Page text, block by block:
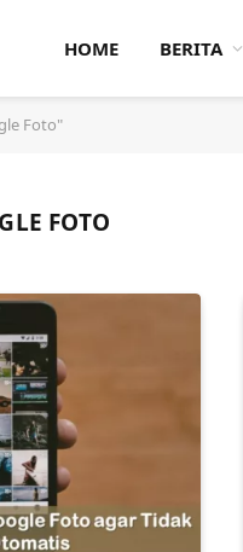
HOME BERITA
Foto"
FOTO